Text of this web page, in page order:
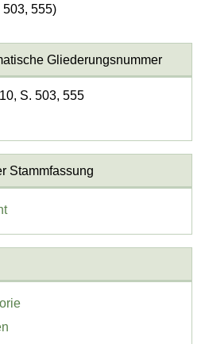
503, 555)
Gliederungsnummer
S. 503, 555
Stammfassung